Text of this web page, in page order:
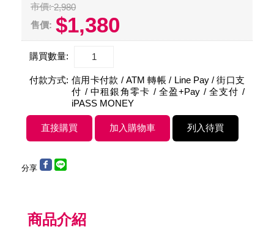
市價: 2,980
售價: $1,380
購買數量:
付款方式: 信用卡付款 / ATM 轉帳 / Line Pay / 街口支
付 / 中租銀角零卡 / 全盈+Pay / 全支付 /
iPASS MONEY
分享
商品介紹